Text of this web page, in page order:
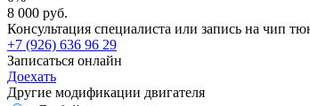
8 000 руб.
Консультация специалиста или запись на чип
+7 (926) 636 96 29
Записаться онлайн
Доехать
Другие модификации двигателя